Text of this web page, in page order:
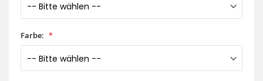
Farbe: